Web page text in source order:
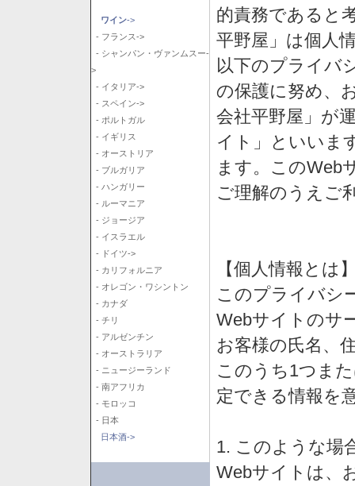
ワイン->
- フランス->
- シャンパン・ヴァンムスー-
>
- イタリア->
- スペイン->
- ポルトガル
- イギリス
- オーストリア
- ブルガリア
- ハンガリー
- ルーマニア
- ジョージア
- イスラエル
- ドイツ->
- カリフォルニア
- オレゴン・ワシントン
- カナダ
- チリ
- アルゼンチン
- オーストラリア
- ニュージーランド
- 南アフリカ
- モロッコ
- 日本
日本酒->
的責務であると
平野屋」は個人
以下のプライバ
の保護に努め、
会社平野屋」が
イト」といいま
ます。このWeb
ご理解のうえご
【個人情報とは
このプライバシ
Webサイトのサ
お客様の氏名、
このうち1つま
定できる情報を
1. このような場
Webサイトは、